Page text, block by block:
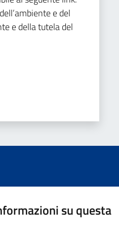
e del
e della tutela del
su questa